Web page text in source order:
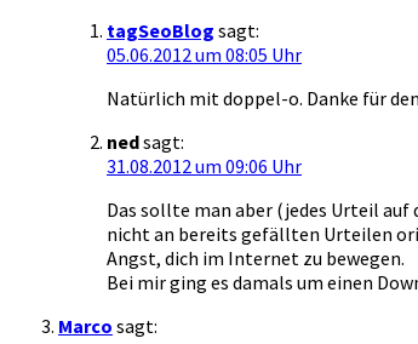
tagSeoBlog sagt:
05.06.2012 um 08:05 Uhr
Natürlich mit doppel-o. Danke für
nedsagt:
31.08.2012 um 09:06 Uhr
Das sollte man aber (jedes Urteil auf
nicht an bereits gefällten Urteilen
Angst, dich im Internet zu bewegen.
Bei mir ging es damals um einen
Marco sagt: